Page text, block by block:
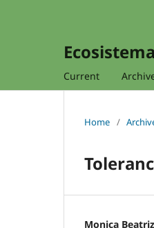
Current
Home /
Monica